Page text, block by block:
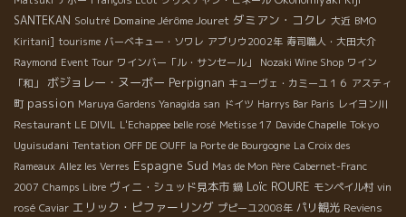
SANTEKAN Solutré Domaine Jérôme Jouret ダミアン・コクレ 大近 BMO
Kiritani] tourisme バーベキュー・ソワレ アブリウ2002年 寿司職人・大田大介
Raymond Event Tour ワインバー「ル・サンセール」 Nozaki Wine Shop ワイン
「和」
ボジョレー・ヌーボー Perpignan キューヴェ・カミーユ１６ アスティ
町 passion Maruya Gardens Yanagida san ドイツ Harrys Bar Paris レイヨン川
Restaurant LE DIVIL L'Echappee belle rosé Metisse 17 Davide Chapelle Tokyo
Uguisudani Tentation OFF DE OUFF la Porte de Bourgogne La Croix des
Rameaux Allez les Verres Espagne Sud Mas de Mon Père Cabernet-Franc
2007 Champs Libre ヴィニ・シュッド見本市 鍋 Loïc ROURE モンペイル村 vin
rosé Caviar エリック・ピファーリング プピーユ2008年 パリ観光 Reviens